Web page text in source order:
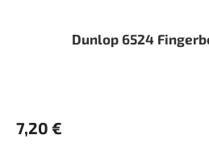
Dunlop 6524
7,20 €